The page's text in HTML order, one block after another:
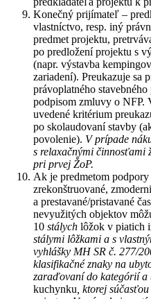
Konečný prijímateľ –
vlastníctvo, resp. iný
predmet projektu,
po predložení projektu s
(napr. výstavba
zariadení). Preukazuje sa
právoplatného
podpisom zmluvy o NFP.
uvedené kritérium
po skolaudovaní stavby
povolenie). V prípade
s relaxačnými činnosťami
pri prvej ŽoP.
Ak je predmetom
zrekonštruované,
a prestavané/pristavané
nevyužitých objektov
10 stálych lôžok v piatich
stálymi lôžkami a s
vyhlášky MH SR č. 277/
klasifikačné znaky na
zaraďovaní do kategórií a
kuchynku , ktorej